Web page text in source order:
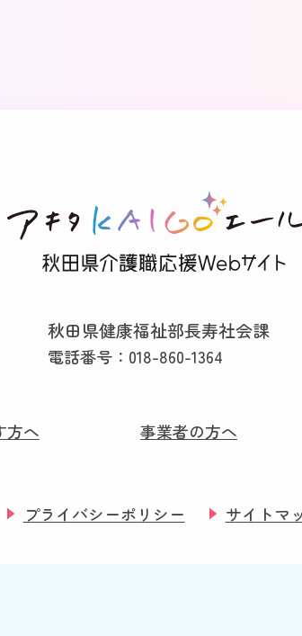
秋田県健康福祉部長寿社会課
電話番号： 018-860-1364
方へ 事業者の方へ
プライバシーポリシー サイトマ